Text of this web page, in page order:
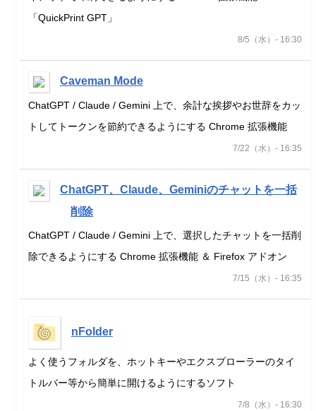
「QuickPrint GPT」
8/5（水）- 16:30
Caveman Mode
ChatGPT / Claude / Gemini 上で、余計な挨拶やお世辞をカッ
トしてトークンを節約できるようにする Chrome 拡張機能
7/22（水）- 16:35
ChatGPT、Claude、Geminiのチャットを一括
削除
ChatGPT / Claude / Gemini 上で、選択したチャットを一括削
除できるようにする Chrome 拡張機能 ＆ Firefox アドオン
7/15（水）- 16:35
nFolder
よく使うフォルダを、ホットキーやエクスプローラーのタイ
トルバー等から簡単に開けるようにするソフト
7/8（水）- 16:30